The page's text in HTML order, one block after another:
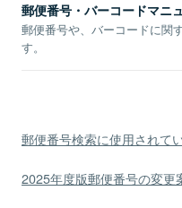
郵便番号・バーコードマニ
郵便番号や、バーコードに関
す。
郵便番号検索に使用されて
2025年度版郵便番号の変更